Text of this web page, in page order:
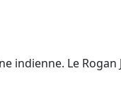
indienne. Le Rogan